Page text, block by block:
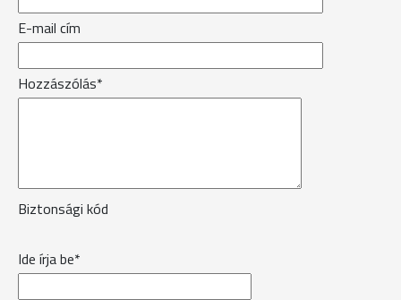
E-mail cím
Hozzászólás*
Biztonsági kód
Ide írja be*